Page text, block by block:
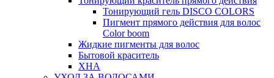
Тонирующий гель DISCO COLORS
Пигмент прямого действия для волос
Color boom
Жидкие пигменты для волос
Бытовой краситель
ХНА